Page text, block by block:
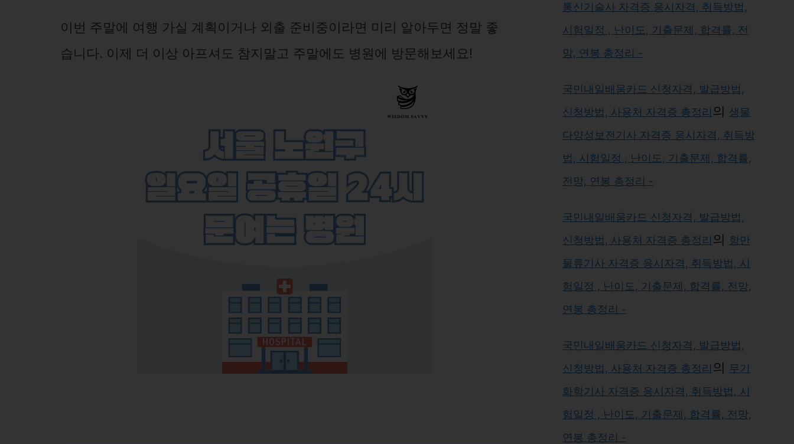
이번 주말에 여행 가실 계획이거나 외출 준비중이라면 미리 알아두면 정말 좋
습니다. 이제 더 이상 아프셔도 참지말고 주말에도 병원에 방문해보세요!
통신기술사 자격증 응시자격, 취득방법,
시험일정 , 난이도, 기출문제, 합격률, 전
망, 연봉 총정리 -
국민내일배움카드 신청자격, 발급방법,
신청방법, 사용처 자격증 총정리 의 생물
다양성보전기사 자격증 응시자격, 취득방
법, 시험일정 , 난이도, 기출문제, 합격률,
전망, 연봉 총정리 -
국민내일배움카드 신청자격, 발급방법,
신청방법, 사용처 자격증 총정리 의 항만
물류기사 자격증 응시자격, 취득방법, 시
험일정 , 난이도, 기출문제, 합격률, 전망,
연봉 총정리 -
국민내일배움카드 신청자격, 발급방법,
신청방법, 사용처 자격증 총정리 의 무기
화학기사 자격증 응시자격, 취득방법, 시
험일정 , 난이도, 기출문제, 합격률, 전망,
연봉 총정리 -